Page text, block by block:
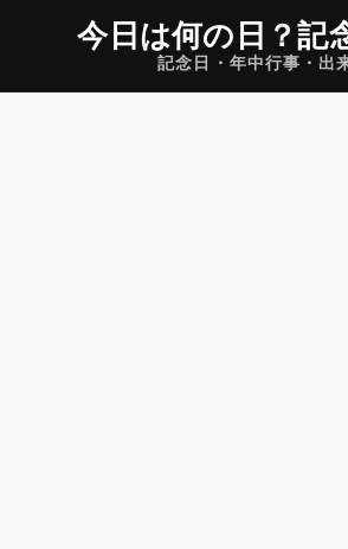
今日は何の日 ？記
記念日・年中行事・出